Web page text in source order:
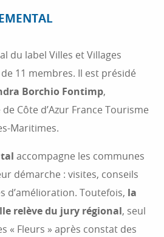
du label Villes et Villages
11 membres. Il est présidé
Borchio Fontimp,
Côte d’Azur France Tourisme
Maritimes.
accompagne les communes
démarche : visites, conseils
d’amélioration. Toutefois, la
relève du jury régional, seul
« Fleurs » après constat des